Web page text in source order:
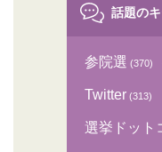
話題の
参院選 (370)
Twitter (313)
選挙ドット